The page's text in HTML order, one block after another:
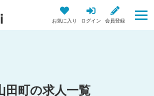
お気に入り ログイン 会員登録
田町の求人一覧